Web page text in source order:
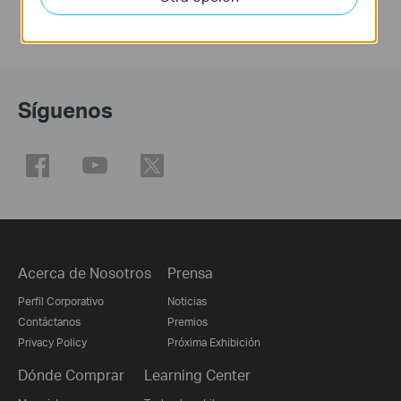
Síguenos
Acerca de Nosotros
Perfil Corporativo
Contáctanos
Privacy Policy
Prensa
Noticias
Premios
Próxima Exhibición
Dónde Comprar Learning Center